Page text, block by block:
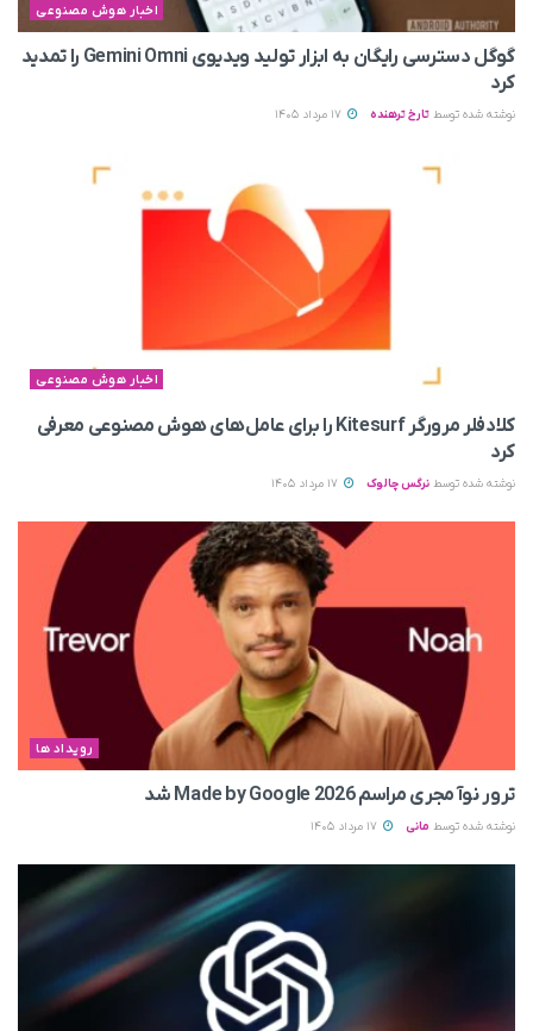
اخبار هوش مصنوعی
گوگل دسترسی رایگان به ابزار تولید ویدیوی Gemini Omni را تمدید
کرد
نوشته شده توسط تارخ ترهنده
اخبار هوش مصنوعی
کلادفلر مرورگر Kitesurf را برای عامل‌های هوش مصنوعی معرفی
کرد
نوشته شده توسط نرگس چالوک
رویداد ها
ترور نوآ مجری مراسم Made by Google 2026 شد
نوشته شده توسط مانی